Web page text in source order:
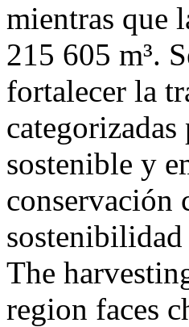
mientras que
215 605 m³.
fortalecer la
sostenible y
conservación
The
region faces